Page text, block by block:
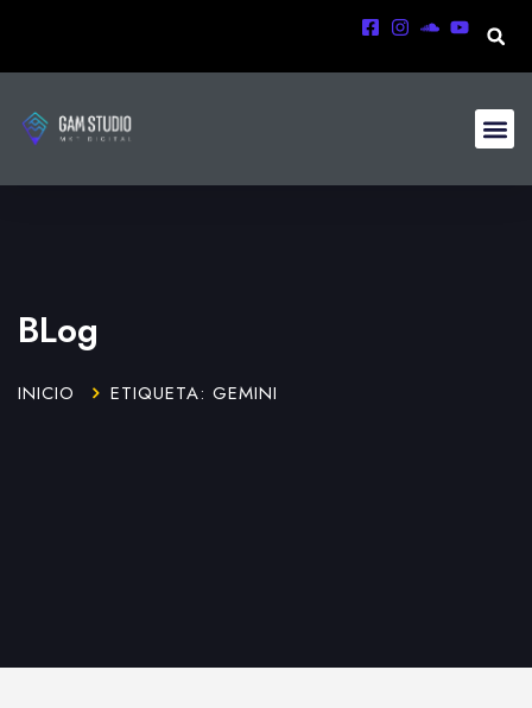
BLog
INICIO ETIQUETA: GEMINI